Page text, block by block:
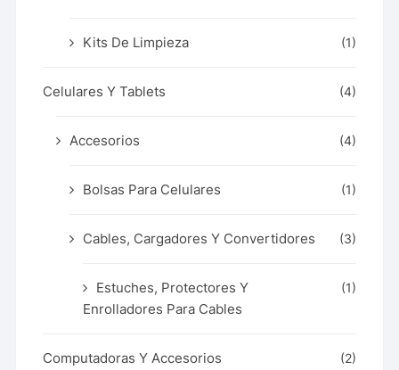
Kits De Limpieza (1)
Celulares Y Tablets (4)
Accesorios (4)
Bolsas Para Celulares (1)
Cables, Cargadores Y Convertidores (3)
Estuches, Protectores Y
Enrolladores Para Cables
(1)
Computadoras Y Accesorios (2)